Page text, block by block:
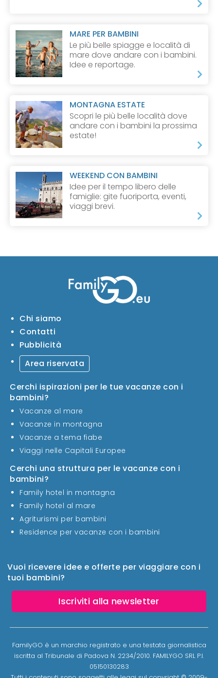
MARE PER BAMBINI
Le più belle spiagge e località di
mare dove andare con i bambini.
Idee e reportage.
MONTAGNA ESTATE
Scopri le più belle località dove
andare con i bambini la prossima
estate!
WEEKEND CON BAMBINI
Idee per il tempo libero delle
famiglie: gite fuoriporta, eventi,
viaggi brevi.
Vuoi ricevere idee e offerte per viaggiare con i
tuoi bambini?
Iscriviti alla newsletter
Chi siamo
Contatti
Pubblicità
Area riservata
Cerchi ispirazioni per le tue vacanze con i
bambini?
Vacanze al mare
Vacanze in montagna
Vacanze a tema fiabe
Viaggi nelle Capitali Europee
Cerchi una struttura per le vacanze con i
bambini?
Family hotel in montagna
Family hotel al mare
Agriturismi per bambini
Residence per vacanze con i bambini
FamilyGO è un marchio registrato e una testata giornalistica
iscritta al Tribunale di Padova N. 2234/2010. FAMILYGO SRL P.I.
05150130283